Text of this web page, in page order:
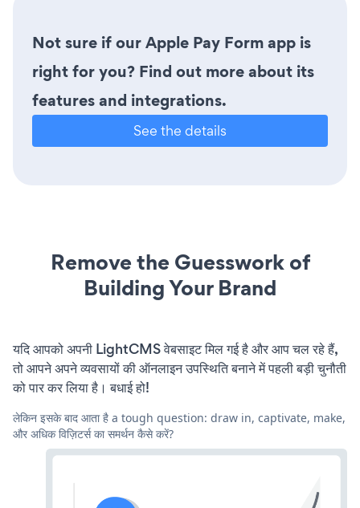
Not sure if our Apple Pay Form app is
right for you? Find out more about its
features and integrations.
See the details
Remove the Guesswork of
Building Your Brand
यदि आपको अपनी LightCMS वेबसाइट मिल गई है और आप चल रहे हैं,
तो आपने अपने व्यवसायों की ऑनलाइन उपस्थिति बनाने में पहली बड़ी चुनौती
को पार कर लिया है। बधाई हो!
लेकिन इसके बाद आता है a tough question: draw in, captivate, make,
और अधिक विज़िटर्स का समर्थन कैसे करें?